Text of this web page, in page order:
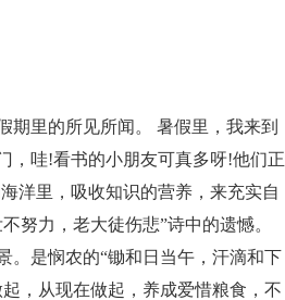
期里的所见所闻。 暑假里，我来到
，哇!看书的小朋友可真多呀!他们正
洋里，吸收知识的营养，来充实自
努力，老大徒伤悲”诗中的遗憾。
。是悯农的“锄和日当午，汗滴和下
，从现在做起，养成爱惜粮食，不